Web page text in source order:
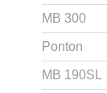
MB 300
Ponton
MB 190SL